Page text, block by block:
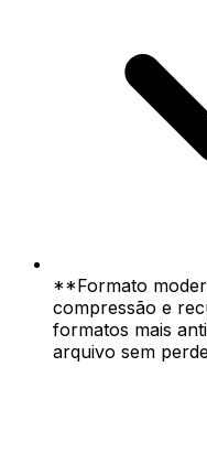
**Formato
compressão e
formatos mais
arquivo sem